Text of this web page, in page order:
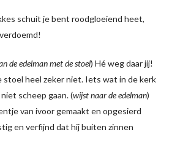
schuit je bent roodgloeiend heet,
de edelman met de stoel) Hé weg daar jij!
stoel heel zeker niet. Iets wat in de kerk
scheep gaan. (wijst naar de edelman)
van ivoor gemaakt en opgesierd
en verfijnd dat hij buiten zinnen